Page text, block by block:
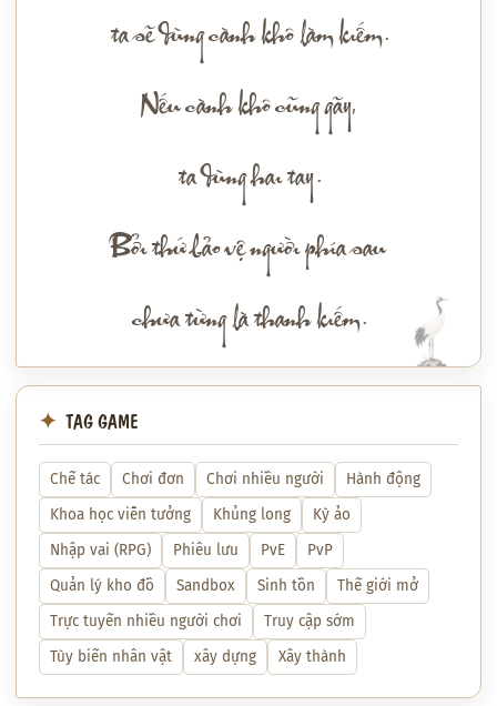
ta sẽ dùng cành khô làm kiếm.
Nếu cành khô cũng gãy,
ta dùng hai tay.
Bởi thứ bảo vệ người phía sau
chưa từng là thanh kiếm.
TAG GAME
Chế tác Chơi đơn Chơi nhiều người
Hành động
Khoa học viễn tưởng
Khủng long
Kỳ ảo
Nhập vai (RPG)
Phiêu lưu PvE
PvP
Quản lý kho đồ
Sandbox Sinh tồn
Thế giới mở
Trực tuyến nhiều người chơi
Truy cập sớm
Tùy biến nhân vật
xây dựng Xây thành